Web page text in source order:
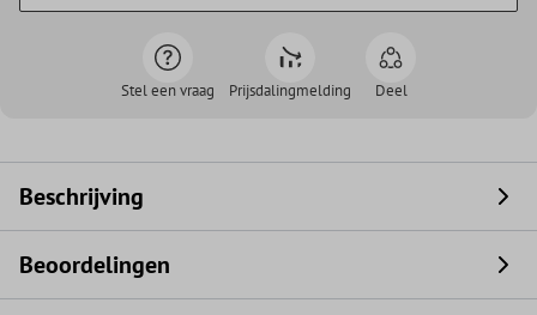
Stel een vraag Prijsdalingmelding Deel
Beschrijving
Beoordelingen